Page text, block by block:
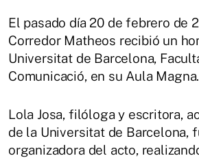
El pasado día 20 de febrero de
Corredor Matheos recibió un
Universitat de Barcelona,
Comunicació, en su Aula Magna.
Lola Josa, filóloga y escritora,
de la Universitat de Barcelona,
organizadora del acto,